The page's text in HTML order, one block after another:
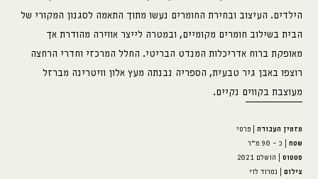
הילדים. העיצוב ובחירת החומרים נעשו מתוך התאמה לסגנון המקורי של
הבית בשילוב חומרים מקומיים, ובמטרה לייצר אווירה מהודרת אך
מאופקת ברוח אדריכלות המנדט הבריטי. החלל המרכזי וחדרי הרחצה
רוצפו באבן גיר טבעית, הספריה נבנתה מעץ אלון וויטרינה מברזל
מעוצבת בקווים נקיים.
מזמין העבודה | פרטי
שטח | כ - 90 מ"ר
סטטוס | הושלם 2021
צילום | נמרוד לוי